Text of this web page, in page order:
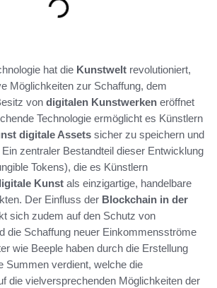
hat die Kunstwelt revolutioniert,
Möglichkeiten zur Schaffung, dem
von digitalen Kunstwerken eröffnet
Technologie ermöglicht es Künstlern
digitale Assets sicher zu speichern und
zentraler Bestandteil dieser Entwicklung
Tokens), die es Künstlern
Kunst als einzigartige, handelbare
Der Einfluss der Blockchain in der
sich zudem auf den Schutz von
die Schaffung neuer Einkommensströme
wie Beeple haben durch die Erstellung
Summen verdient, welche die
die vielversprechenden Möglichkeiten der